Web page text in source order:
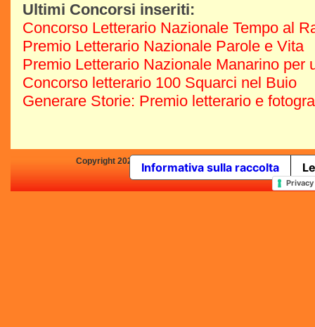
Ultimi Concorsi inseriti:
Concorso Letterario Nazionale Tempo al
Premio Letterario Nazionale Parole e Vita
Premio Letterario Nazionale Manarino per
Concorso letterario 100 Squarci nel Buio
Generare Storie: Premio letterario e
Copyright 2025 by Concorsi-Letterari.it - P.IVA
In qualità di Affiliato
Informativa sulla raccolta